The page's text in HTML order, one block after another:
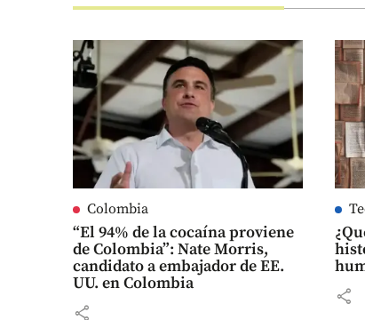
Colombia
“El 94% de la cocaína proviene
de Colombia”: Nate Morris,
candidato a embajador de EE.
UU. en Colombia
share
share